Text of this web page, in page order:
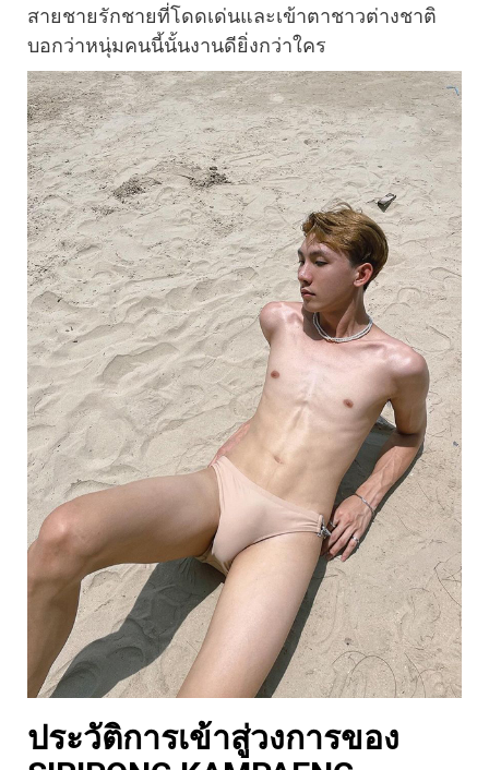
สายชายรักชายที่โดดเด่นและเข้าตาชาวต่างชาติ
บอกว่าหนุ่มคนนี้นั้นงานดียิ่งกว่าใคร
ประวัติการเข้าสู่วงการของ